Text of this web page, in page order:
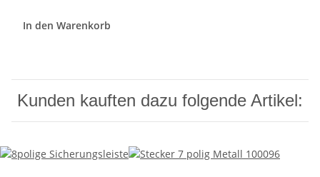
In den Warenkorb
Kunden kauften dazu folgende Artikel: